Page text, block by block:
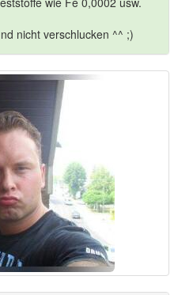
nicht verschlucken ^^ ;)